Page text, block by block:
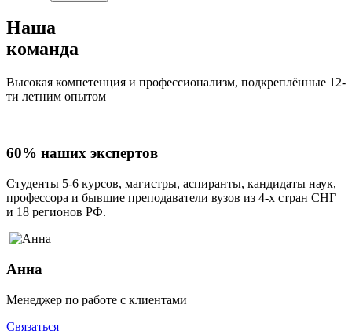
Наша
команда
Высокая компетенция и профессионализм, подкреплённые 12-
ти летним опытом
60% наших экспертов
Студенты 5-6 курсов, магистры, аспиранты, кандидаты наук,
профессора и бывшие преподаватели вузов из 4-х стран СНГ
и 18 регионов РФ.
Анна
Менеджер по работе с клиентами
Связаться